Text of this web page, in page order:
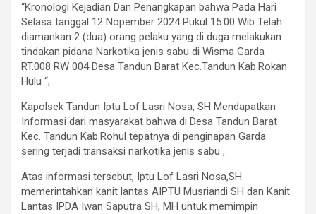
“Kronologi Kejadian Dan Penangkapan bahwa Pada Hari
Selasa tanggal 12 Nopember 2024 Pukul 15.00 Wib Telah
diamankan 2 (dua) orang pelaku yang di duga melakukan
tindakan pidana Narkotika jenis sabu di Wisma Garda
RT.008 RW 004 Desa Tandun Barat Kec.Tandun Kab.Rokan
Hulu “,
Kapolsek Tandun Iptu Lof Lasri Nosa, SH Mendapatkan
Informasi dari masyarakat bahwa di Desa Tandun Barat
Kec. Tandun Kab.Rohul tepatnya di penginapan Garda
sering terjadi transaksi narkotika jenis sabu ,
Atas informasi tersebut, Iptu Lof Lasri Nosa,SH
memerintahkan kanit lantas AIPTU Musriandi SH dan Kanit
Lantas IPDA Iwan Saputra SH, MH untuk memimpin